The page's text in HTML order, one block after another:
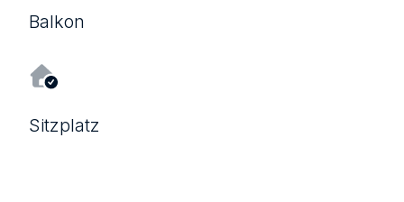
Balkon
Sitzplatz